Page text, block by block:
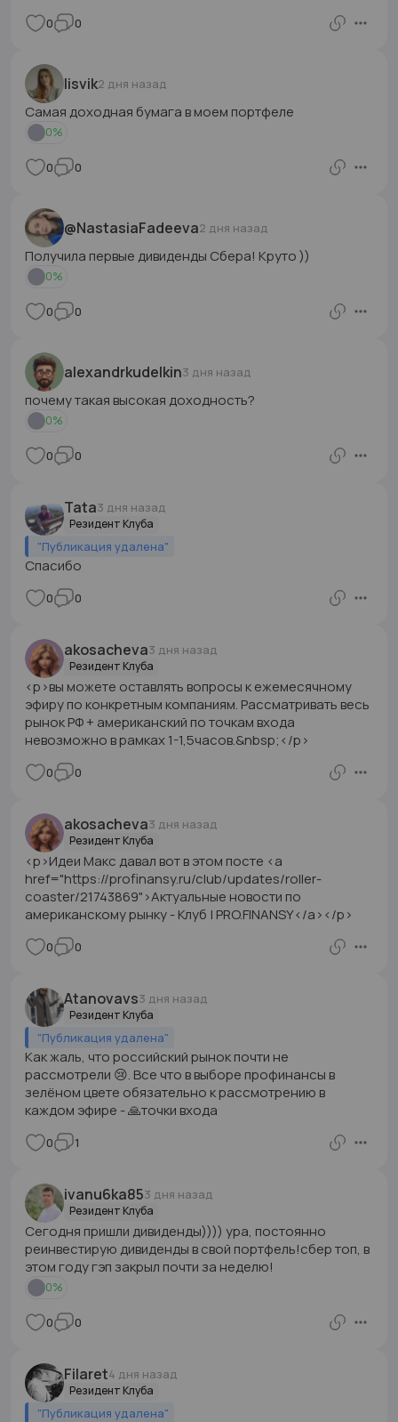
0 0
lisvik2 дня назад
Самая доходная бумага в моем портфеле
0%
0 0
@NastasiaFadeeva2 дня назад
Получила первые дивиденды Сбера! Круто ))
0%
0 0
alexandrkudelkin3 дня назад
почему такая высокая доходность?
0%
0 0
Tata3 дня назад
Резидент Клуба
"Публикация удалена"
Спасибо
0 0
akosacheva3 дня назад
Резидент Клуба
<p>вы можете оставлять вопросы к ежемесячному
эфиру по конкретным компаниям. Рассматривать весь
рынок РФ + американский по точкам входа
невозможно в рамках 1-1,5часов.&nbsp;</p>
0 0
akosacheva3 дня назад
Резидент Клуба
<p>Идеи Макс давал вот в этом посте <a
href="https://profinansy.ru/club/updates/roller-
coaster/21743869">Актуальные новости по
американскому рынку - Клуб | PRO.FINANSY</a></p>
0 0
Atanovavs3 дня назад
Резидент Клуба
"Публикация удалена"
Как жаль, что российский рынок почти не
рассмотрели 😢. Все что в выборе профинансы в
зелёном цвете обязательно к рассмотрению в
каждом эфире - 🙏точки входа
0 1
ivanu6ka853 дня назад
Резидент Клуба
Сегодня пришли дивиденды)))) ура, постоянно
реинвестирую дивиденды в свой портфель!сбер топ, в
этом году гэп закрыл почти за неделю!
0%
0 0
Filaret4 дня назад
Резидент Клуба
"Публикация удалена"